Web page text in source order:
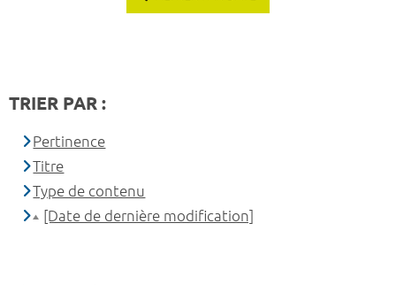
TRIER PAR :
Pertinence
Titre
Type de contenu
[Date de dernière modification]